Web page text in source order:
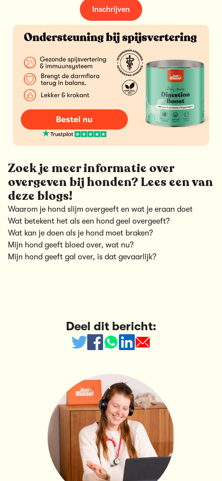
Inschrijven
Zoek je meer informatie over
overgeven bij honden? Lees een van
deze blogs!
Waarom je hond slijm overgeeft en wat je eraan doet
Wat betekent het als een hond geel overgeeft?
Wat kan je doen als je hond moet braken?
Mijn hond geeft bloed over, wat nu?
Mijn hond geeft gal over, is dat gevaarlijk?
Deel dit bericht: